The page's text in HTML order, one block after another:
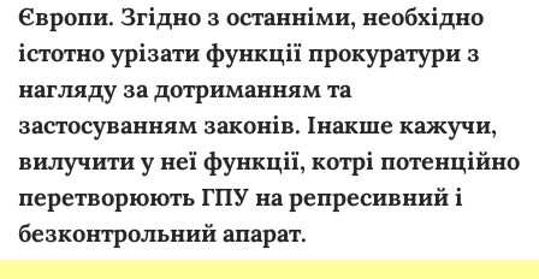
Європи. Згідно з останніми, необхідно
істотно урізати функції прокуратури з
нагляду за дотриманням та
застосуванням законів. Інакше кажучи,
вилучити у неї функції, котрі потенційно
перетворюють ГПУ на репресивний і
безконтрольний апарат.